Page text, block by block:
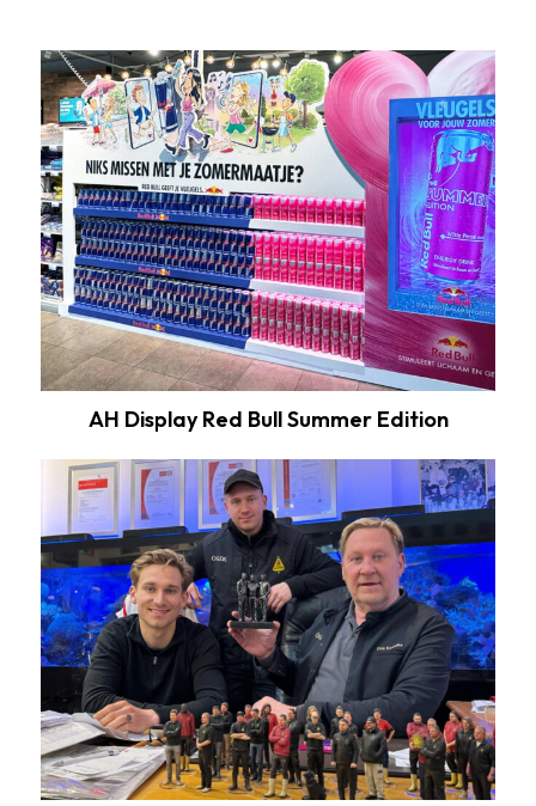
AH
Display
Red
Bull
Summer
Edition
AH Display Red Bull Summer Edition
Gepersonaliseerde
3D-
beeldjes